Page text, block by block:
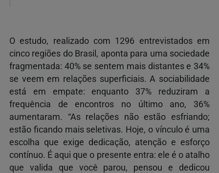
O estudo, realizado com 1296 entrevistados em
cinco regiões do Brasil, aponta para uma sociedade
fragmentada: 40% se sentem mais distantes e 34%
se veem em relações superficiais. A sociabilidade
está em empate: enquanto 37% reduziram a
frequência de encontros no último ano, 36%
aumentaram. “As relações não estão esfriando;
estão ficando mais seletivas. Hoje, o vínculo é uma
escolha que exige dedicação, atenção e esforço
contínuo. É aqui que o presente entra: ele é o atalho
que valida que você parou, pensou e dedicou